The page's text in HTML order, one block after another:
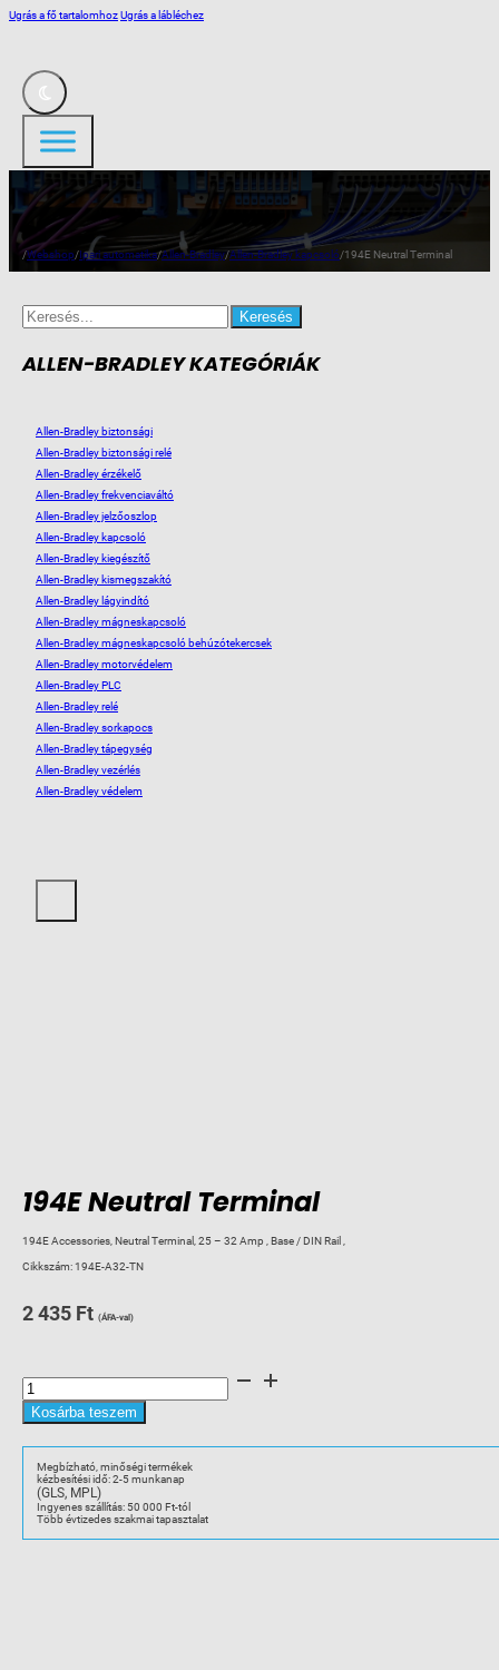
Ugrás a fő tartalomhozUgrás a lábléchez
/Webshop/Ipari automatika/Allen-Bradley/Allen-Bradley kapcsoló/194E Neutral Terminal
Search
for:
ALLEN-BRADLEY KATEGÓRIÁK
Allen-Bradley biztonsági
Allen-Bradley biztonsági relé
Allen-Bradley érzékelő
Allen-Bradley frekvenciaváltó
Allen-Bradley jelzőoszlop
Allen-Bradley kapcsoló
Allen-Bradley kiegészítő
Allen-Bradley kismegszakító
Allen-Bradley lágyindító
Allen-Bradley mágneskapcsoló
Allen-Bradley mágneskapcsoló behúzótekercsek
Allen-Bradley motorvédelem
Allen-Bradley PLC
Allen-Bradley relé
Allen-Bradley sorkapocs
Allen-Bradley tápegység
Allen-Bradley vezérlés
Allen-Bradley védelem
194E Neutral Terminal
194E Accessories, Neutral Terminal, 25 – 32 Amp , Base / DIN Rail ,
Cikkszám:194E-A32-TN
2 435 Ft (ÁFA-val)
Neutral
Terminal
mennyiség
Kosárba teszem
Megbízható, minőségi termékek
kézbesítési idő: 2-5 munkanap
(GLS, MPL)
Ingyenes szállítás: 50 000 Ft-tól
Több évtizedes szakmai tapasztalat